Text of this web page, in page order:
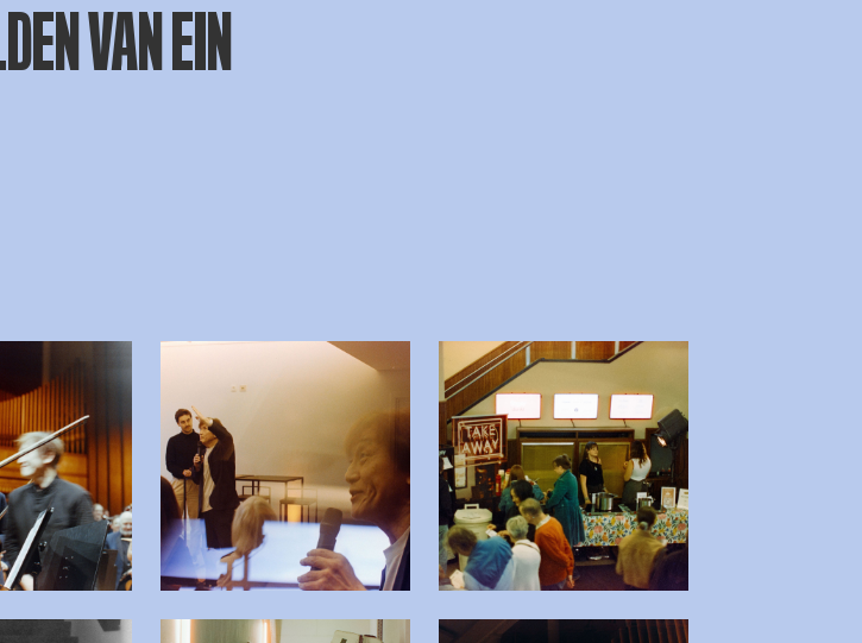
VAN EIN
Open afbeelding in popup Open afbeelding in popup Open afbeelding in popup
Open afbeelding in popup Open afbeelding in popup Open afbeelding in popup